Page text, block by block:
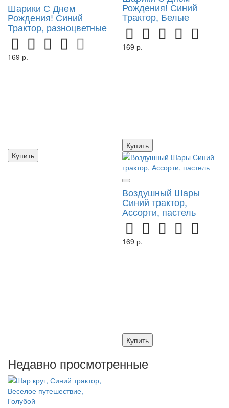
Шарики С Днем
Рождения! Синий
Трактор, разноцветные
169 р.
Купить
Рождения! Синий
Трактор, Белые
169 р.
Купить
Воздушный Шары
Синий трактор,
Ассорти, пастель
169 р.
Купить
Недавно просмотренные